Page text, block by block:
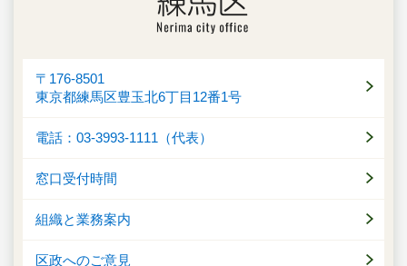
〒176-8501
東京都練馬区豊玉北6丁目12番1号
電話：03-3993-1111（代表）
窓口受付時間
組織と業務案内
区政へのご意見